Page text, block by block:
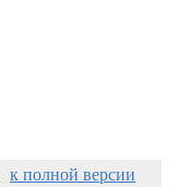
к полной версии